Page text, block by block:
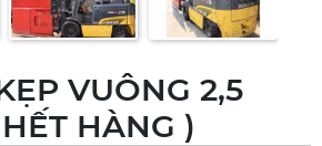
VUÔNG 2,5
HÀNG )